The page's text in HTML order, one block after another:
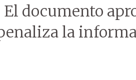
documento
la